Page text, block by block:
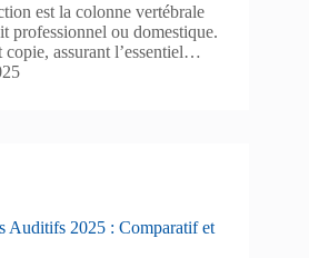
est la colonne vertébrale
professionnel ou domestique.
assurant l’essentiel…
Auditifs 2025 : Comparatif et